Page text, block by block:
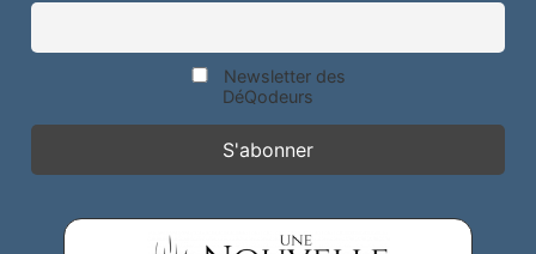
Newsletter des
DéQodeurs